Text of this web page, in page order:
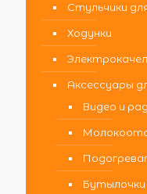
Стульчики
Ходунки
Аксессуары
Видео и
Бутылочки